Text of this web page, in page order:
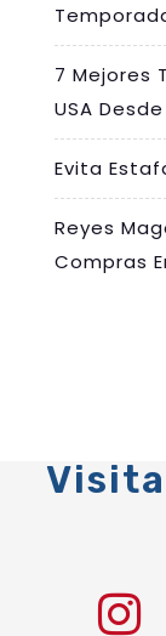
7 Mejores
USA
Evita
Reyes
Compras